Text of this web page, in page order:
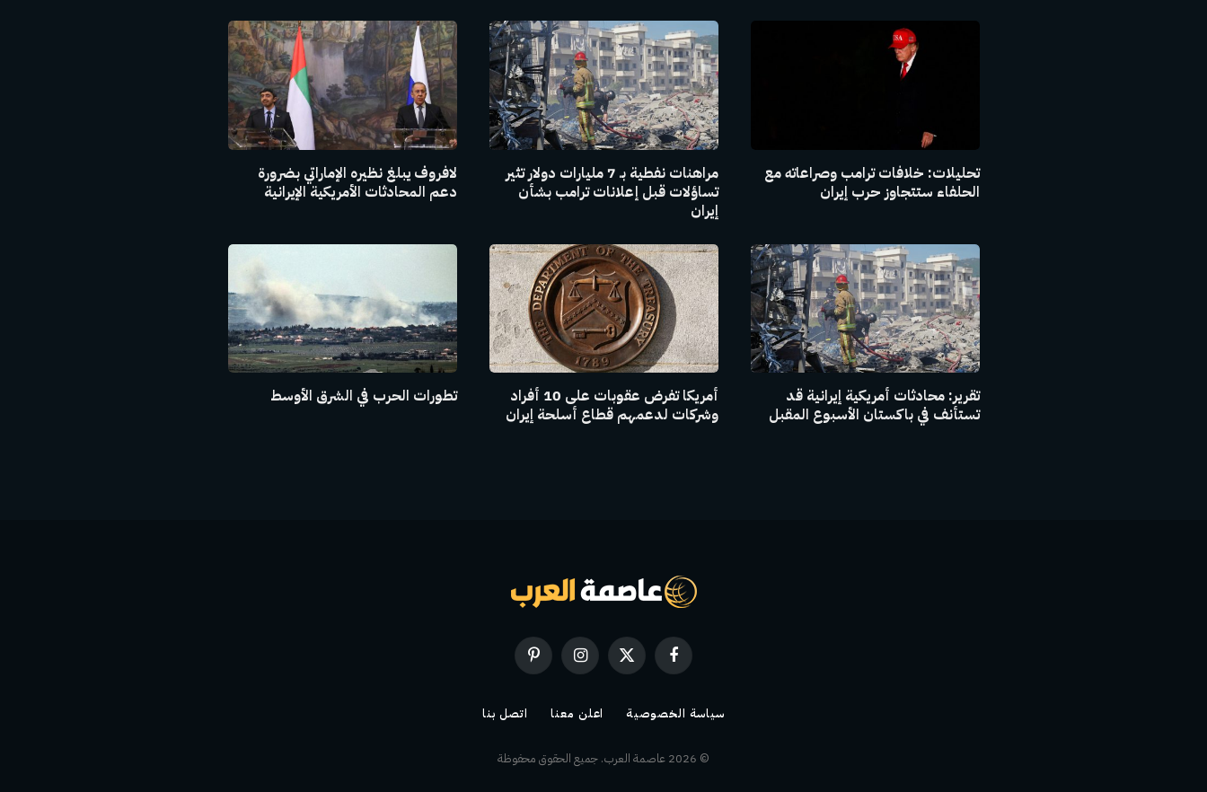
تحليلات: خلافات ترامب وصراعاته مع
الحلفاء ستتجاوز حرب إيران
مراهنات نفطية بـ 7 مليارات دولار تثير
تساؤلات قبل إعلانات ترامب بشأن
إيران
لافروف يبلغ نظيره الإماراتي بضرورة
دعم المحادثات الأمريكية الإيرانية
تقرير: محادثات أمريكية إيرانية قد
تستأنف في باكستان الأسبوع المقبل
أمريكا تفرض عقوبات على 10 أفراد
وشركات لدعمهم قطاع أسلحة إيران
تطورات الحرب في الشرق الأوسط
فيسبوك
X
(Twitter)
الانستغرامبينتيريست
سياسة الخصوصية اعلن معنا اتصل بنا
© 2026 عاصمة العرب. جميع الحقوق محفوظة